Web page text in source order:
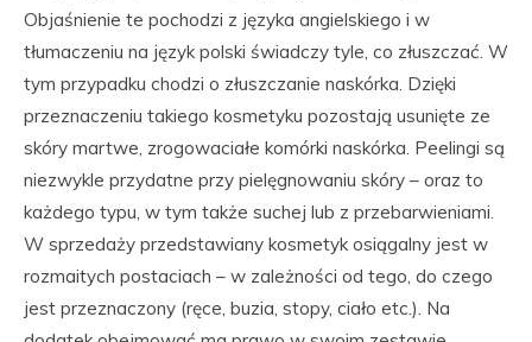
Objaśnienie te pochodzi z języka angielskiego i w
tłumaczeniu na język polski świadczy tyle, co złuszczać. W
tym przypadku chodzi o złuszczanie naskórka. Dzięki
przeznaczeniu takiego kosmetyku pozostają usunięte ze
skóry martwe, zrogowaciałe komórki naskórka. Peelingi są
niezwykle przydatne przy pielęgnowaniu skóry – oraz to
każdego typu, w tym także suchej lub z przebarwieniami.
W sprzedaży przedstawiany kosmetyk osiągalny jest w
rozmaitych postaciach – w zależności od tego, do czego
jest przeznaczony (ręce, buzia, stopy, ciało etc.). Na